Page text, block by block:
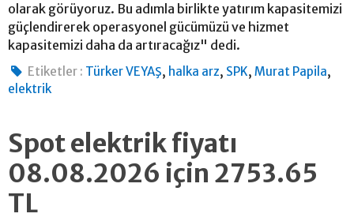
olarak görüyoruz. Bu adımla birlikte yatırım kapasitemizi
güçlendirerek operasyonel gücümüzü ve hizmet
kapasitemizi daha da artıracağız" dedi.
Etiketler : Türker VEYAŞ, halka arz, SPK,Murat Papila,
elektrik
Spot elektrik fiyatı
08.08.2026 için 2753.65
TL